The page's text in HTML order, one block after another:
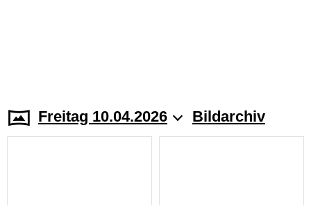
Freitag 10.04.2026 Bildarchiv